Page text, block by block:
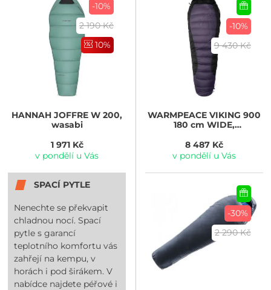
-10%
2 190 Kč
10%
HANNAH JOFFRE W 200,
wasabi
1 971 Kč
v pondělí u Vás
-10%
9 430 Kč
WARMPEACEVIKING 900
180 cm WIDE,
8 487 Kč
v pondělí u Vás
SPACÍ PYTLE
Nenechte se překvapit
chladnou nocí. Spací
pytle s garancí
teplotního komfortu vás
zahřejí na kempu, v
horách i pod širákem. V
nabídce najdete péřové i
-30%
2 290 Kč